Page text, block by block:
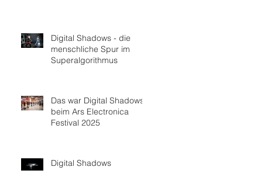
Digital Shadows - die
menschliche Spur im
Superalgorithmus
Das war Digital Shadows
beim Ars Electronica
Festival 2025
Digital Shadows